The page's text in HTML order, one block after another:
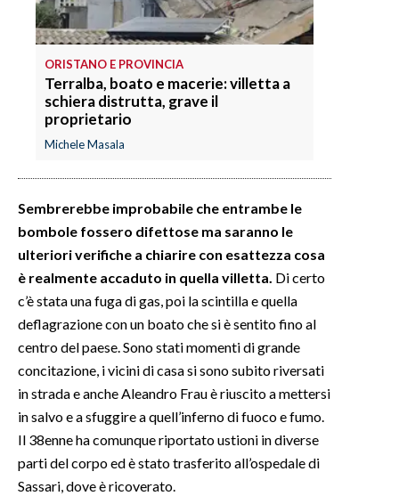
SPIAGGE
STORE
ORISTANO E PROVINCIA
Terralba, boato e macerie: villetta a
schiera distrutta, grave il
proprietario
Michele Masala
Sembrerebbe improbabile che entrambe le
bombole fossero difettose ma saranno le
ulteriori verifiche a chiarire con esattezza cosa
è realmente accaduto in quella villetta. Di certo
c’è stata una fuga di gas, poi la scintilla e quella
deflagrazione con un boato che si è sentito fino al
centro del paese. Sono stati momenti di grande
concitazione, i vicini di casa si sono subito riversati
in strada e anche Aleandro Frau è riuscito a mettersi
in salvo e a sfuggire a quell’inferno di fuoco e fumo.
Il 38enne ha comunque riportato ustioni in diverse
parti del corpo ed è stato trasferito all’ospedale di
Sassari, dove è ricoverato.